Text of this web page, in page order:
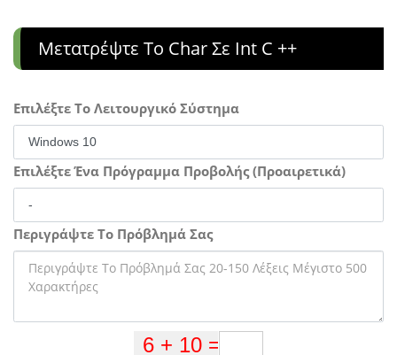
Μετατρέψτε Το Char Σε Int C ++
Επιλέξτε Το Λειτουργικό Σύστημα
Επιλέξτε Ένα Πρόγραμμα Προβολής (Προαιρετικά)
Περιγράψτε Το Πρόβλημά Σας